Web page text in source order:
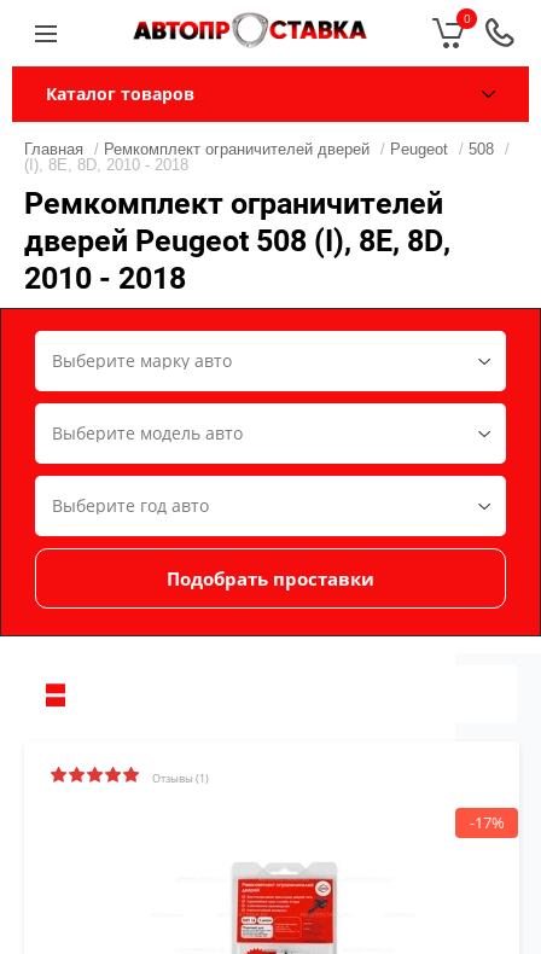
0
Каталог товаров
Главная / Ремкомплект ограничителей дверей / Peugeot / 508 /
(I), 8E, 8D, 2010 - 2018
Ремкомплект ограничителей
дверей Peugeot 508 (I), 8E, 8D,
2010 - 2018
Отзывы (1)
-17%